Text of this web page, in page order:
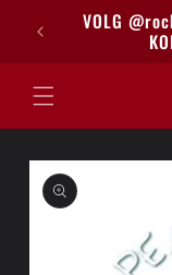
naar deVOLG
direct naar